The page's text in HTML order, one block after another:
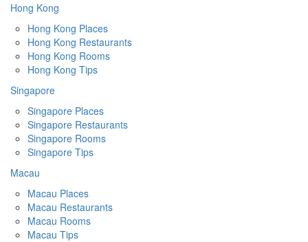
Hong Kong
Hong Kong Places
Hong Kong Restaurants
Hong Kong Rooms
Hong Kong Tips
Singapore
Singapore Places
Singapore Restaurants
Singapore Rooms
Singapore Tips
Macau
Macau Places
Macau Restaurants
Macau Rooms
Macau Tips